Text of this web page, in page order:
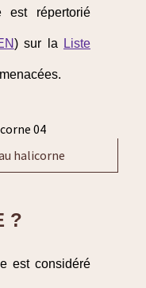
est répertorié
) sur la Liste
halicorne
?
est considéré